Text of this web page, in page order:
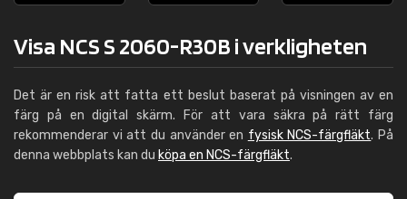
Visa NCS S 2060-R30B i verkligheten
Det är en risk att fatta ett beslut baserat på visningen av en
färg på en digital skärm. För att vara säkra på rätt färg
rekommenderar vi att du använder en fysisk NCS-färgfläkt. På
denna webbplats kan du köpa en NCS-färgfläkt.